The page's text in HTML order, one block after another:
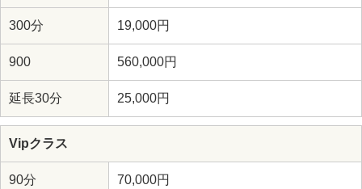
300分 19,000円
900 560,000円
延長30分 25,000円
Vipクラス
90分 70,000円